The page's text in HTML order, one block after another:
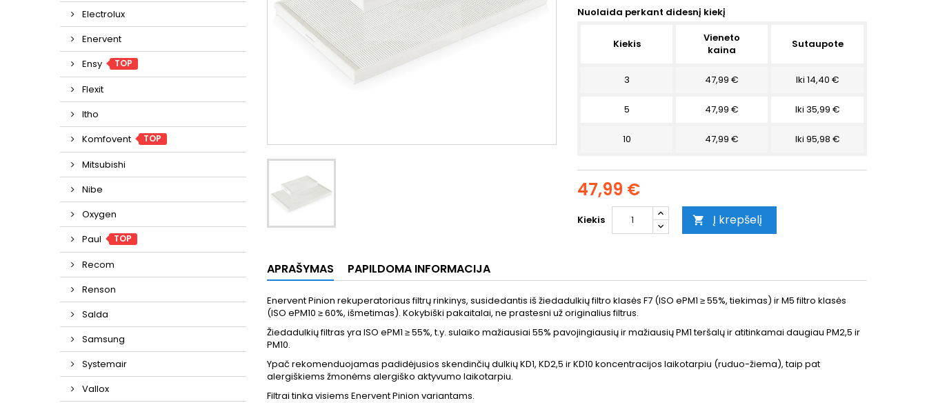
Electrolux
Enervent
Ensy
TOP
Flexit
Itho
Komfovent
TOP
Mitsubishi
Nibe
Oxygen
Paul
TOP
Recom
Renson
Salda
Samsung
Systemair
Vallox
Nuolaida perkant didesnį kiekį
Kiekis
Vieneto
kaina
Sutaupote
3 47,99 € Iki 14,40 €
5 47,99 € Iki 35,99 €
10 47,99 € Iki 95,98 €
47,99 €
Kiekis  Į krepšelį
APRAŠYMAS PAPILDOMA INFORMACIJA
Enervent Pinion rekuperatoriaus filtrų rinkinys, susidedantis iš žiedadulkių filtro klasės F7 (ISO ePM1 ≥ 55%, tiekimas) ir M5 filtro klasės
(ISO ePM10 ≥ 60%, išmetimas). Kokybiški pakaitalai, ne prastesni už originalius filtrus.
Žiedadulkių filtras yra ISO ePM1 ≥ 55%, t.y. sulaiko mažiausiai 55% pavojingiausių ir mažiausių PM1 teršalų ir atitinkamai daugiau PM2,5 ir
PM10.
Ypač rekomenduojamas padidėjusios skendinčių dulkių KD1, KD2,5 ir KD10 koncentracijos laikotarpiu (ruduo-žiema), taip pat
alergiškiems žmonėms alergiško aktyvumo laikotarpiu.
Filtrai tinka visiems Enervent Pinion variantams.